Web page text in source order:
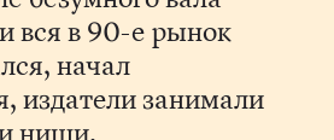
вся в 90-е рынок
начал
издатели занимали
ниши.